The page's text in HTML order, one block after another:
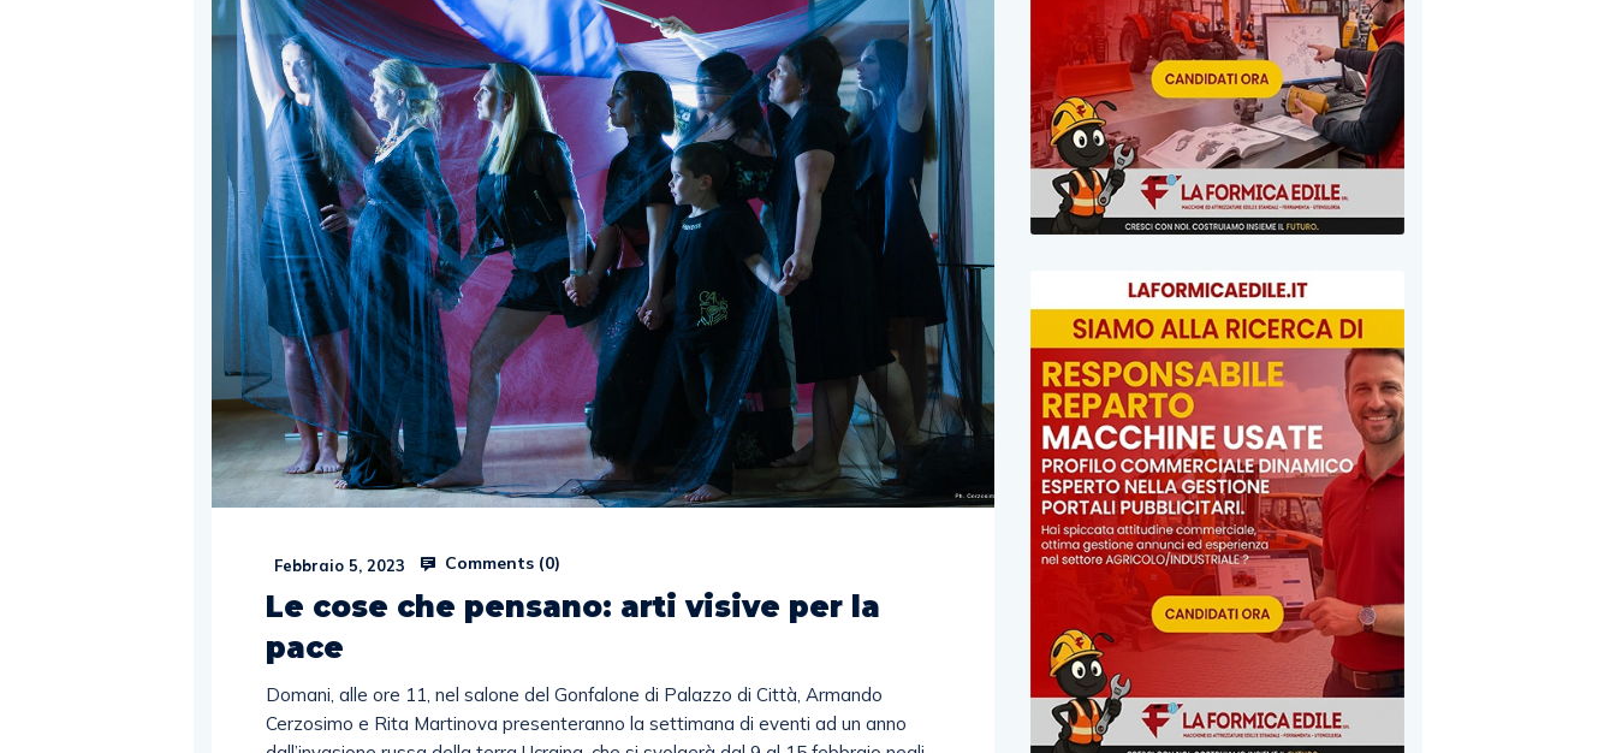
Febbraio 5, 2023 Comments (0)
Le cose che pensano: arti visive per la
pace
Domani, alle ore 11, nel salone del Gonfalone di Palazzo di Città, Armando
Cerzosimo e Rita Martinova presenteranno la settimana di eventi ad un anno